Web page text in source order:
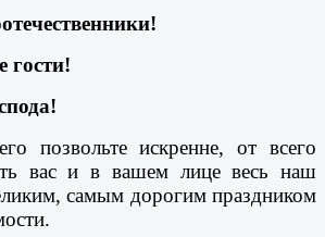
гости!
позвольте искренне, от всего
вас и в вашем лице весь наш
самым дорогим праздником